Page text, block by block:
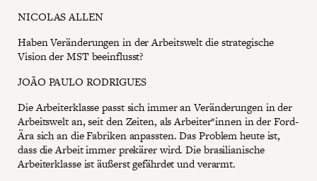
NICOLAS ALLEN
Haben Veränderungen in der Arbeitswelt die strategische
Vision der MST beeinflusst?
JOÃO PAULO RODRIGUES
Die Arbeiterklasse passt sich immer an Veränderungen in der
Arbeitswelt an, seit den Zeiten, als Arbeiter*innen in der Ford-
Ära sich an die Fabriken anpassten. Das Problem heute ist,
dass die Arbeit immer prekärer wird. Die brasilianische
Arbeiterklasse ist äußerst gefährdet und verarmt.